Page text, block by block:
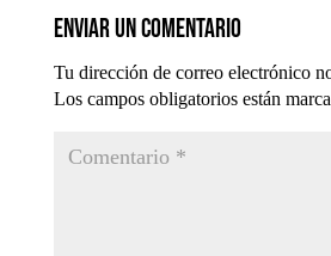
Enviar un comentario
Tu dirección de correo electrónico
Los campos obligatorios están